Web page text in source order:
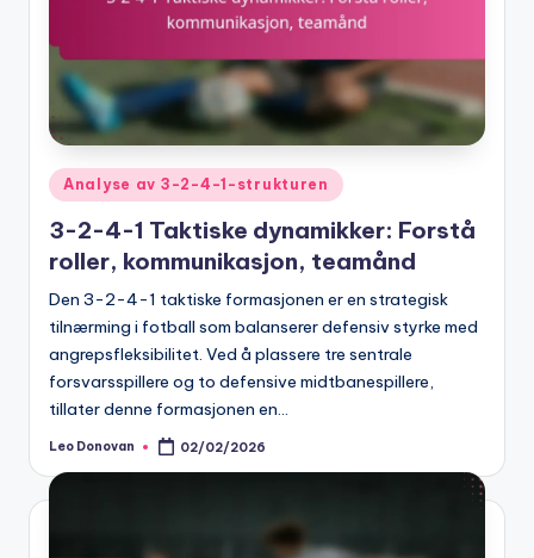
Posted
in
Analyse av 3-2-4-1-strukturen
3-2-4-1 Taktiske dynamikker: Forstå
roller, kommunikasjon, teamånd
Den 3-2-4-1 taktiske formasjonen er en strategisk
tilnærming i fotball som balanserer defensiv styrke med
angrepsfleksibilitet. Ved å plassere tre sentrale
forsvarsspillere og to defensive midtbanespillere,
tillater denne formasjonen en…
Posted
Leo Donovan 02/02/2026